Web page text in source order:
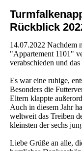
Rückblick
14.07.2022 Nachdem
"Appartement 1101"
verabschieden und
Es war eine ruhige,
Besonders die
Eltern klappte
Auch in diesem Jahr
weltweit das Treiben
kleinsten der sechs
Liebe Grüße an alle,